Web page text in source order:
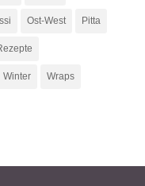
Ost-West Pitta
Winter Wraps